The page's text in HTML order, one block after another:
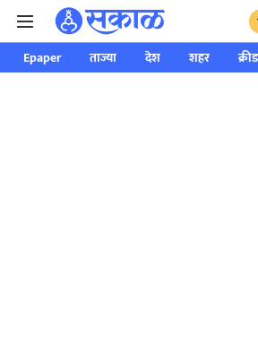
Epaper ताज्या देश शहर